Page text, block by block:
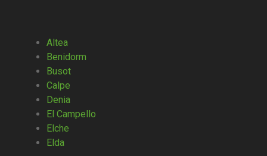
Altea
Benidorm
Busot
Calpe
Denia
El Campello
Elche
Elda